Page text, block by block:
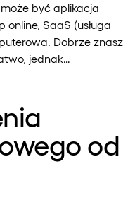
być aplikacja
SaaS (usługa
Dobrze znasz
jednak…
od